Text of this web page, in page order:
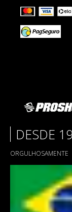
DESDE
ORGULHOSAMENTE